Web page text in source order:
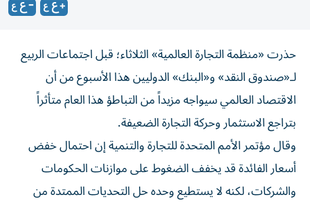
حذرت «منظمة التجارة العالمية» الثلاثاء؛ قبل اجتماعات الربيع
لـ«صندوق النقد» و«البنك» الدوليين هذا الأسبوع من أن
الاقتصاد العالمي سيواجه مزيداً من التباطؤ هذا العام متأثراً
بتراجع الاستثمار وحركة التجارة الضعيفة.
وقال مؤتمر الأمم المتحدة للتجارة والتنمية إن احتمال خفض
أسعار الفائدة قد يخفف الضغوط على موازنات الحكومات
والشركات، لكنه لا يستطيع وحده حل التحديات الممتدة من